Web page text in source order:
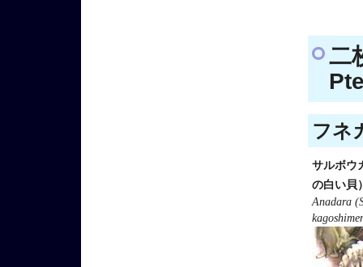
二
フネ
サルボウ
の白い貝
Anadara